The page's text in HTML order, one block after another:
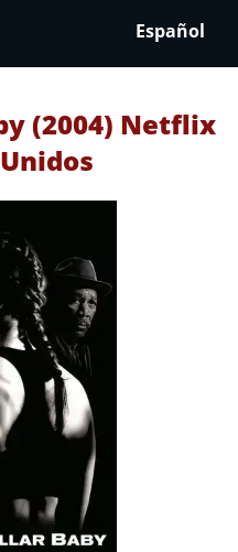
Español
(2004) Netflix